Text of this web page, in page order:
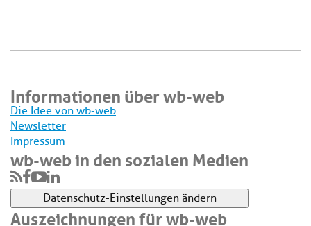
Informationen über wb-web
Die Idee von wb-web
Newsletter
Impressum
wb-web in den sozialen Medien
Datenschutz-Einstellungen ändern
Auszeichnungen für wb-web